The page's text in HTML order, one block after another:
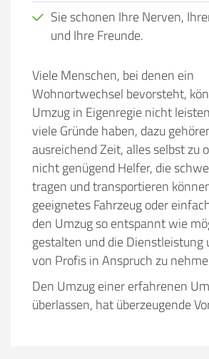
Sie schonen Ihre Nerven,
und Ihre Freunde.
Viele Menschen, bei denen ein
Wohnortwechsel bevorsteht,
Umzug in Eigenregie nicht
viele Gründe haben, dazu
ausreichend Zeit, alles selbst zu
nicht genügend Helfer, die
tragen und transportieren
geeignetes Fahrzeug oder
den Umzug so entspannt wie
gestalten und die Dienstleistung
von Profis in Anspruch zu
Den Umzug einer erfahrenen
überlassen, hat überzeugende